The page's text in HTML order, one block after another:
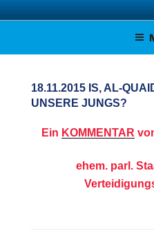
Zum
Inhalt AFD
18.11.2015 IS, AL-
UNSERE JUNGS?
Ein KOMMENTAR
ehem. parl.